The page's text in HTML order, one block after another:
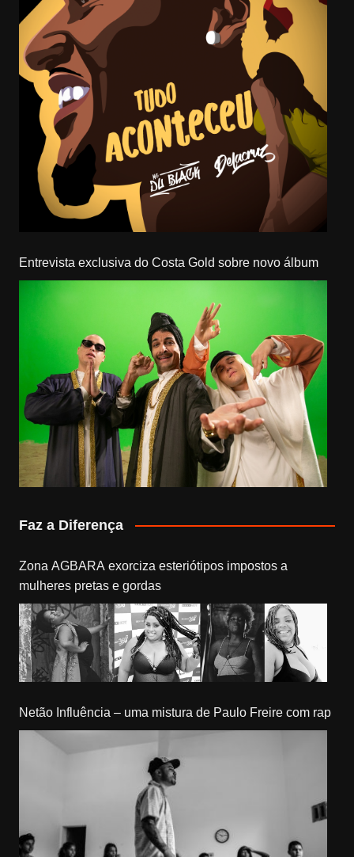
Entrevista exclusiva do Costa Gold sobre novo álbum
Faz a Diferença
Zona AGBARA exorciza esteriótipos impostos a
mulheres pretas e gordas
Netão Influência – uma mistura de Paulo Freire com rap